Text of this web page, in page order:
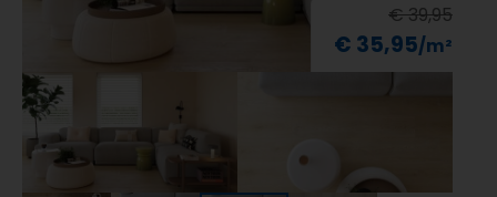
€ 39,95
€ 35,95